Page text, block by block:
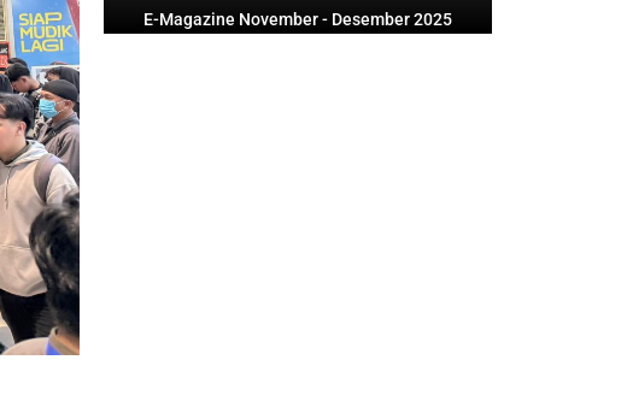
E-Magazine November - Desember 2025